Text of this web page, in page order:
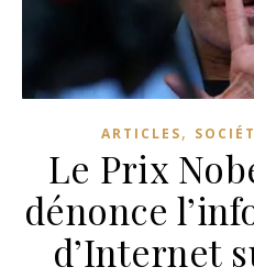
ARTICLES,
Le Prix
dénonce
d’Internet